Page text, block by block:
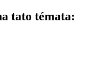
tato témata: